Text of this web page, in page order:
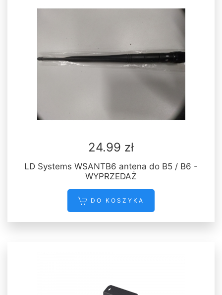
24.99 zł
LD Systems WSANTB6 antena do B5 / B6 -
WYPRZEDAŻ
DO KOSZYKA